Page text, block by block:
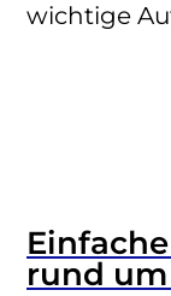
wichtige
rund